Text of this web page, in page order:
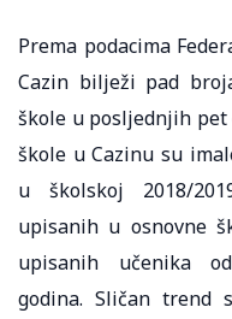
Prema podacima
Cazin bilježi pad
škole u posljednjih pet
škole u Cazinu su
u školskoj 2018/
upisanih u osnovne
upisanih učenika
godina. Sličan trend